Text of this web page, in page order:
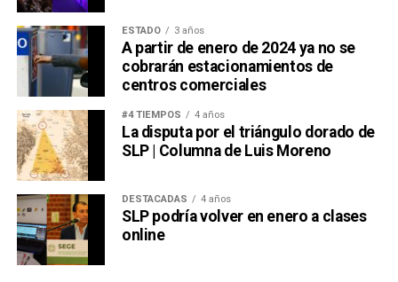
ESTADO 3 años
A partir de enero de 2024 ya no se
cobrarán estacionamientos de
centros comerciales
#4 TIEMPOS 4 años
La disputa por el triángulo dorado de
SLP | Columna de Luis Moreno
DESTACADAS 4 años
SLP podría volver en enero a clases
online